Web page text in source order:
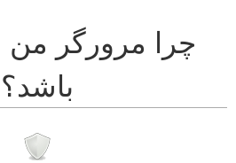
چرا مرورگر من
باشد؟